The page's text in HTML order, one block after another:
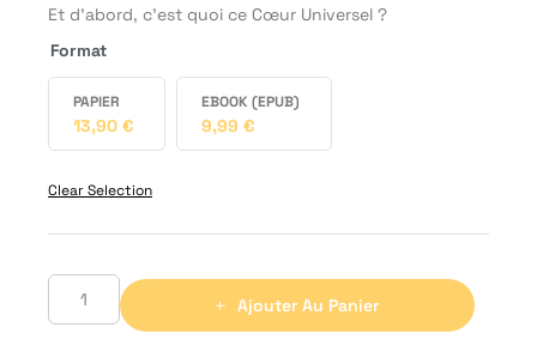
Et d’abord, c’est quoi ce Cœur Universel ?
Format
PAPIER
13,90 €
EBOOK (EPUB)
9,99 €
Clear Selection
Ajouter Au Panier